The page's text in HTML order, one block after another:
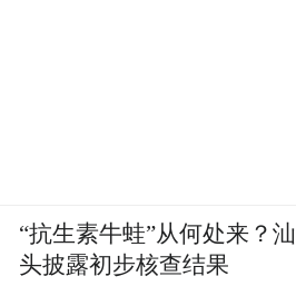
“抗生素牛蛙”从何处来？汕
头披露初步核查结果